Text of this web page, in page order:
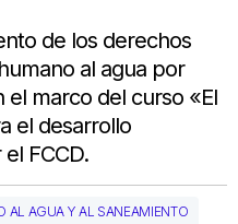
de los derechos
al agua por
el marco del curso «El
el desarrollo
FCCD.
AL AGUA Y AL SANEAMIENTO